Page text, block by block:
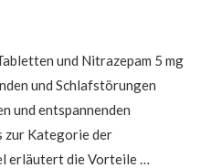
und Nitrazepam 5 mg
und Schlafstörungen
und entspannenden
zur Kategorie der
erläutert die Vorteile …